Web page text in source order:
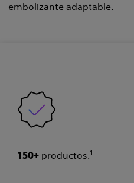
embolizante adaptable.
150+ productos.¹